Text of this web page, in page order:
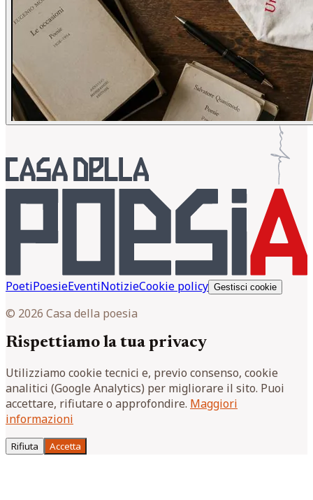
PoetiPoesieEventiNotizieCookie policy Gestisci cookie
© 2026 Casa della poesia
Rispettiamo la tua privacy
Utilizziamo cookie tecnici e, previo consenso, cookie
analitici (Google Analytics) per migliorare il sito. Puoi
accettare, rifiutare o approfondire. Maggiori
informazioni
Rifiuta Accetta